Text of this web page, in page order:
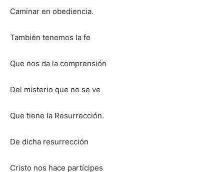
Caminar en obediencia.
También tenemos la fe
Que nos da la comprensión
Del misterio que no se ve
Que tiene la Resurrección.
De dicha resurrección
Cristo nos hace partícipes